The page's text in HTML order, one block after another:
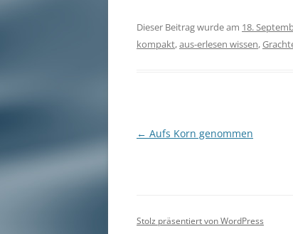
Dieser Beitrag wurde am 18.
kompakt,aus-erlesen wissen,
Beitragsnavigation
← Aufs Korn genommen
Stolz präsentiert von WordPress